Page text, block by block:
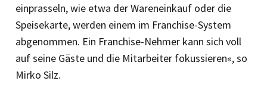
einprasseln, wie etwa der Wareneinkauf oder die
Speisekarte, werden einem im Franchise-System
abgenommen. Ein Franchise-Nehmer kann sich voll
auf seine Gäste und die Mitarbeiter fokussieren«, so
Mirko Silz.